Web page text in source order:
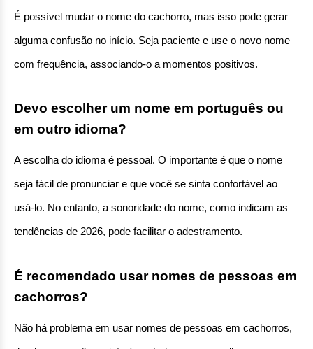
É possível mudar o nome do cachorro, mas isso pode gerar
alguma confusão no início. Seja paciente e use o novo nome
com frequência, associando-o a momentos positivos.
Devo escolher um nome em português ou
em outro idioma?
A escolha do idioma é pessoal. O importante é que o nome
seja fácil de pronunciar e que você se sinta confortável ao
usá-lo. No entanto, a sonoridade do nome, como indicam as
tendências de 2026, pode facilitar o adestramento.
É recomendado usar nomes de pessoas em
cachorros?
Não há problema em usar nomes de pessoas em cachorros,